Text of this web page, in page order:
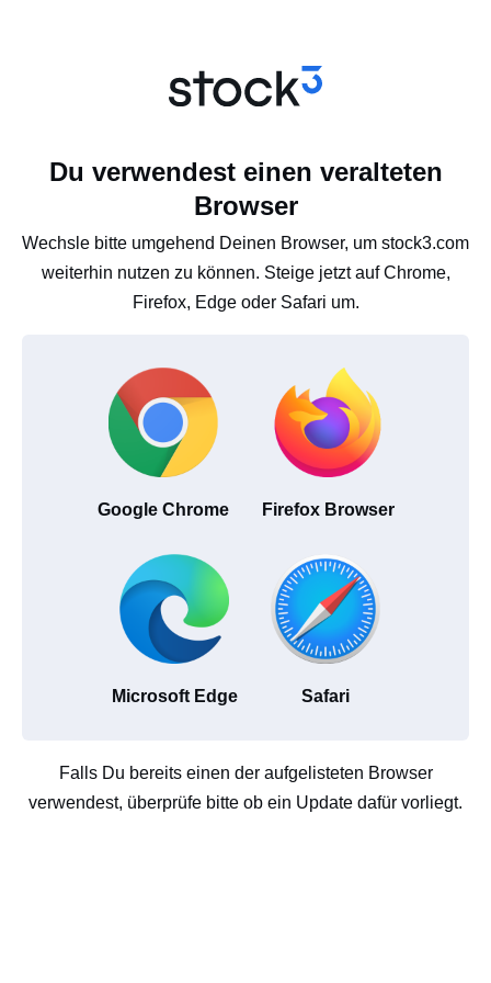
Du verwendest einen veralteten
Browser
Wechsle bitte umgehend Deinen Browser, um stock3.com
weiterhin nutzen zu können. Steige jetzt auf Chrome,
Firefox, Edge oder Safari um.
Google Chrome Firefox Browser
Microsoft Edge Safari
Falls Du bereits einen der aufgelisteten Browser
verwendest, überprüfe bitte ob ein Update dafür vorliegt.